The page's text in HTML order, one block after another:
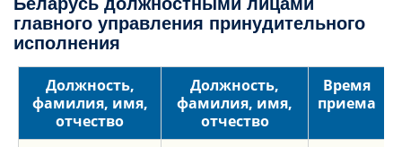
главного управления принудительного
исполнения
Должность,
фамилия, имя,
отчество
Должность,
фамилия, имя,
отчество
Время
приема